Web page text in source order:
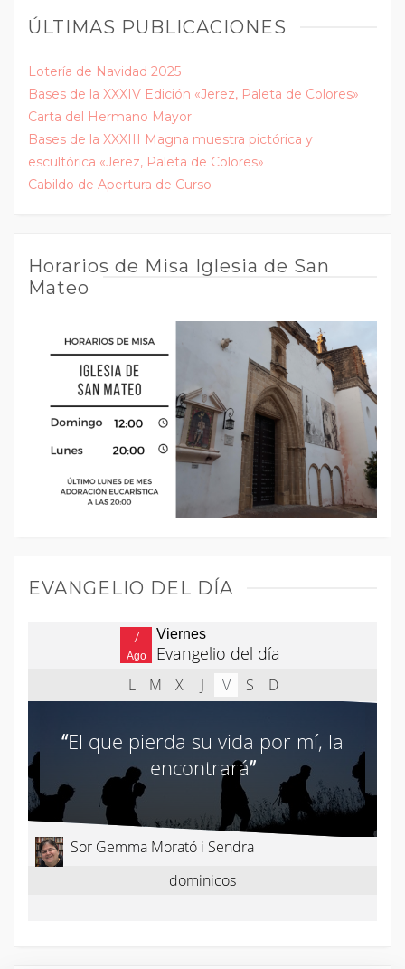
ÚLTIMAS PUBLICACIONES
Lotería de Navidad 2025
Bases de la XXXIV Edición «Jerez, Paleta de Colores»
Carta del Hermano Mayor
Bases de la XXXIII Magna muestra pictórica y
escultórica «Jerez, Paleta de Colores»
Cabildo de Apertura de Curso
Horarios de Misa Iglesia de San
Mateo
EVANGELIO DEL DÍA